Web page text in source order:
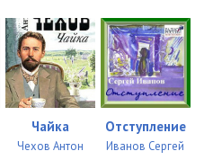
Чайка
Чехов Антон
Отступление
Иванов Сергей